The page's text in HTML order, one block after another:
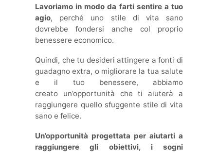
Lavoriamo in modo da farti sentire a tuo
agio, perché uno stile di vita sano
dovrebbe fondersi anche col proprio
benessere economico.
Quindi, che tu desideri attingere a fonti di
guadagno extra, o migliorare la tua salute
e il tuo benessere, abbiamo
creato un’opportunità che ti aiuterà a
raggiungere quello sfuggente stile di vita
sano e felice.
Un’opportunità progettata per aiutarti a
raggiungere gli obiettivi, i sogni